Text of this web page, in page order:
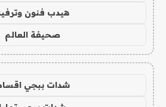
هيدب فنون
صحيفة العالم
شدات ببجي